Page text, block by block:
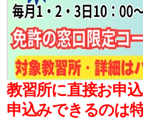
教習所に直接お申
申込みできるのは